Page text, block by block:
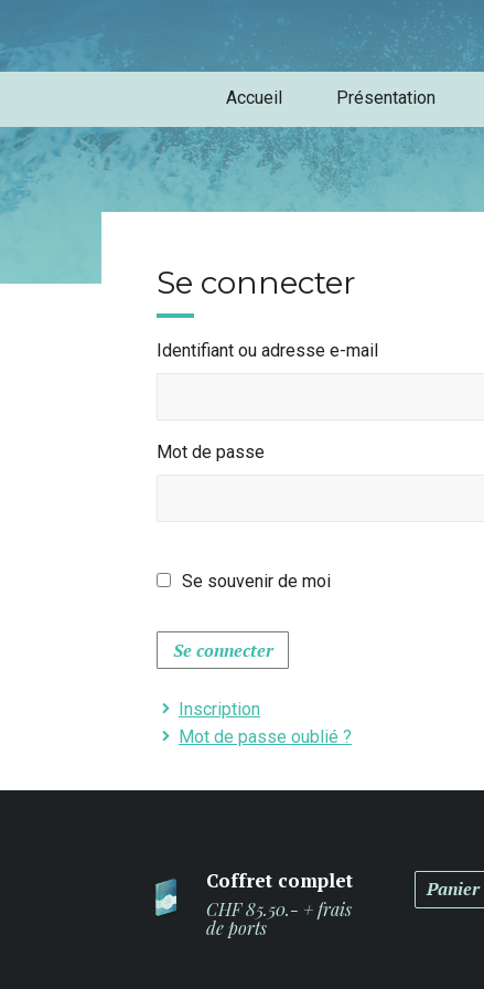
Accueil Présentation
Se connecter
Identifiant ou adresse e-mail
Mot de passe
Se souvenir de moi
Se connecter
Inscription
Mot de passe oublié ?
Coffret complet
CHF 85.50.- + frais
de ports
Panier